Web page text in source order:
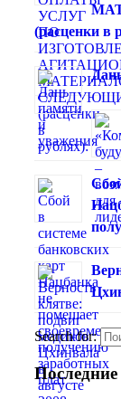
(расценки в
Search for: